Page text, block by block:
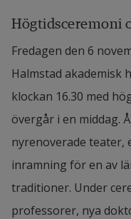
Högtidsceremoni
Fredagen den 6
Halmstad akademisk
klockan 16.30 med
övergår i en middag.
nyrenoverade teater,
inramning för en av
traditioner. Under
professorer, nya